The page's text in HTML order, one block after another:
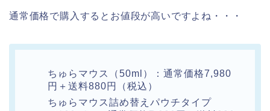
通常価格で購入するとお値段が高いですよね・・・
ちゅらマウス（50ml）：通常価格7,980
円＋送料880円（税込）
ちゅらマウス詰め替えパウチタイプ